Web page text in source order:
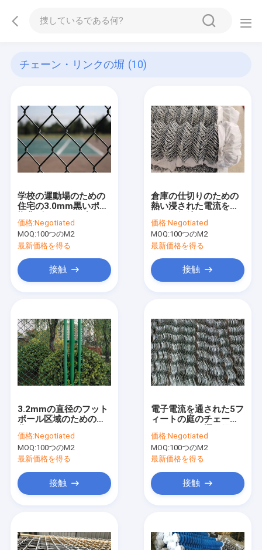
チェーン・リンクの塀 (10)
学校の運動場のための
住宅の3.0mm黒いポリ
モンドのチェーン・リ
ンクの塀10-30m
価格:Negotiated
MOQ:100つのM2
最新価格を得る
接触
倉庫の仕切りのための
熱い浸された電流を通
リンクの塀2.5mm
価格:Negotiated
MOQ:100つのM2
最新価格を得る
接触
3.2mmの直径のフット
ボール区域のための現
塀ワイヤー3.0m高さ
価格:Negotiated
MOQ:100つのM2
最新価格を得る
接触
電子電流を通された5フ
ィートの庭のチェー
2.8mm Dia
価格:Negotiated
MOQ:100つのM2
最新価格を得る
接触